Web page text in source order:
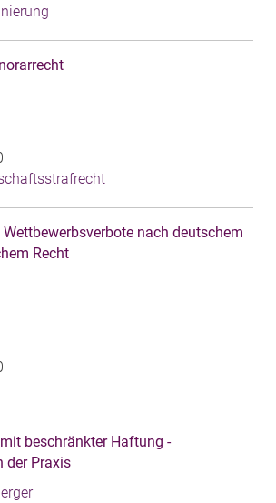
nach deutschem
Recht
beschränkter Haftung -
der Praxis